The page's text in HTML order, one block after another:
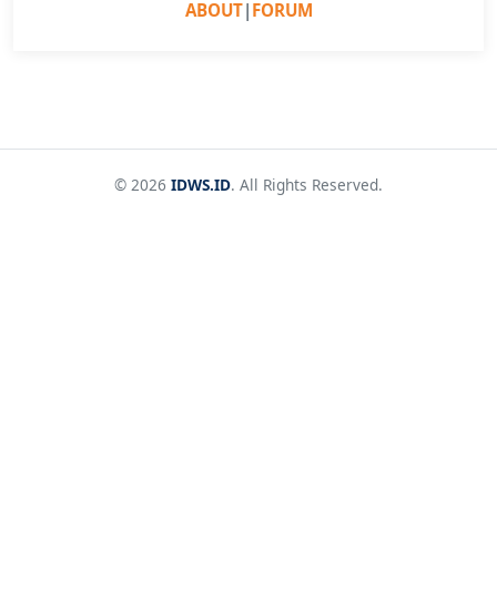
ABOUT| FORUM
© 2026 IDWS.ID. All Rights Reserved.